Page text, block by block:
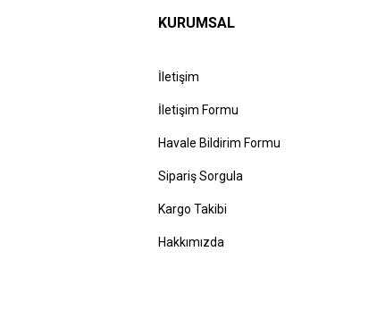
KURUMSAL
İletişim
İletişim Formu
Havale Bildirim Formu
Sipariş Sorgula
Kargo Takibi
Hakkımızda